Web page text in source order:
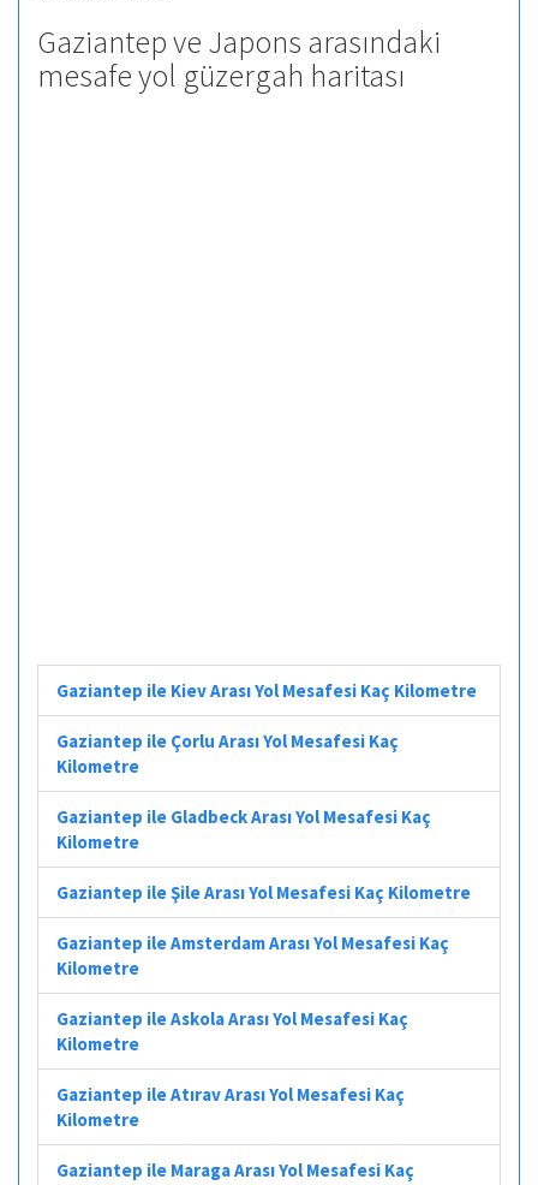
Gaziantep ve Japons arasındaki
mesafe yol güzergah haritası
Gaziantep ile Kiev Arası Yol Mesafesi Kaç Kilometre
Gaziantep ile Çorlu Arası Yol Mesafesi Kaç
Kilometre
Gaziantep ile Gladbeck Arası Yol Mesafesi Kaç
Kilometre
Gaziantep ile Şile Arası Yol Mesafesi Kaç Kilometre
Gaziantep ile Amsterdam Arası Yol Mesafesi Kaç
Kilometre
Gaziantep ile Askola Arası Yol Mesafesi Kaç
Kilometre
Gaziantep ile Atırav Arası Yol Mesafesi Kaç
Kilometre
Gaziantep ile Maraga Arası Yol Mesafesi Kaç